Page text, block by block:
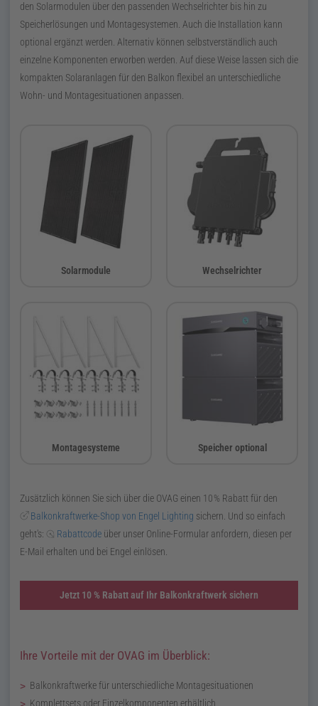
den Solarmodulen über den passenden Wechselrichter bis hin zu
Speicherlösungen und Montagesystemen. Auch die Installation kann
optional ergänzt werden. Alternativ können selbstverständlich auch
einzelne Komponenten erworben werden. Auf diese Weise lassen sich die
kompakten Solaranlagen für den Balkon flexibel an unterschiedliche
Wohn- und Montagesituationen anpassen.
Solarmodule Wechselrichter
Montagesysteme Speicher optional
Zusätzlich können Sie sich über die OVAG einen 10% Rabatt für den
Balkonkraftwerke-Shop von Engel Lighting sichern. Und so einfach
geht's:
Rabattcode über unser Online-Formular anfordern, diesen per
E-Mail erhalten und bei Engel einlösen.
Jetzt 10 % Rabatt auf Ihr Balkonkraftwerk sichern
Ihre Vorteile mit der OVAG im Überblick:
Balkonkraftwerke für unterschiedliche Montagesituationen
Komplettsets oder Einzelkomponenten erhältlich